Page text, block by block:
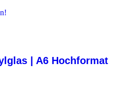
| A6 Hochformat